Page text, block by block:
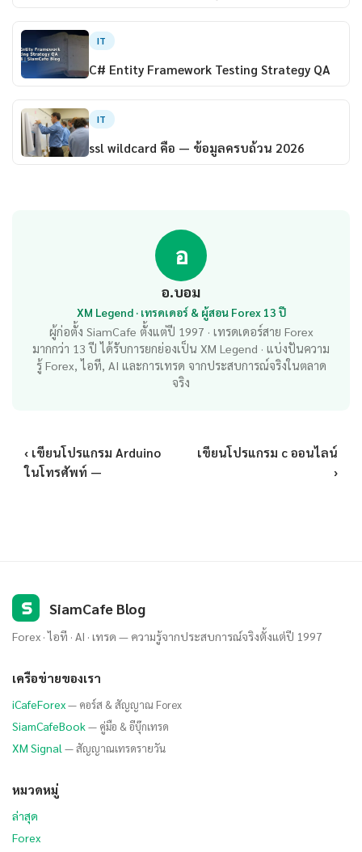
IT
C# Entity Framework Testing Strategy QA
IT
ssl wildcard คือ — ข้อมูลครบถ้วน 2026
อ
อ.บอม
XM Legend · เทรดเดอร์ & ผู้สอน Forex 13 ปี
ผู้ก่อตั้ง SiamCafe ตั้งแต่ปี 1997 · เทรดเดอร์สาย Forex
มากกว่า 13 ปี ได้รับการยกย่องเป็น XM Legend · แบ่งปันความ
รู้ Forex, ไอที, AI และการเทรด จากประสบการณ์จริงในตลาด
จริง
‹ เขียนโปรแกรม Arduino
ในโทรศัพท์ —
เขียนโปรแกรม c ออนไลน์
›
S SiamCafe Blog
Forex · ไอที · AI · เทรด — ความรู้จากประสบการณ์จริงตั้งแต่ปี 1997
เครือข่ายของเรา
iCafeForex— คอร์ส & สัญญาณ Forex
SiamCafeBook— คู่มือ & อีบุ๊กเทรด
XM Signal — สัญญาณเทรดรายวัน
หมวดหมู่
ล่าสุด
Forex